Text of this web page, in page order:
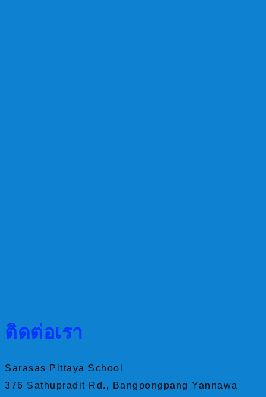
ติดต่อเรา
Sarasas Pittaya School
376 Sathupradit Rd., Bangpongpang Yannawa